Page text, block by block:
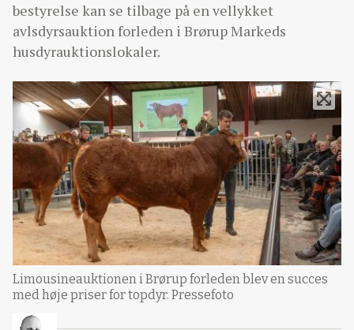
bestyrelse kan se tilbage på en vellykket
avlsdyrsauktion forleden i Brørup Markeds
husdyrauktionslokaler.
Limousineauktionen i Brørup forleden blev en succes
med høje priser for topdyr. Pressefoto